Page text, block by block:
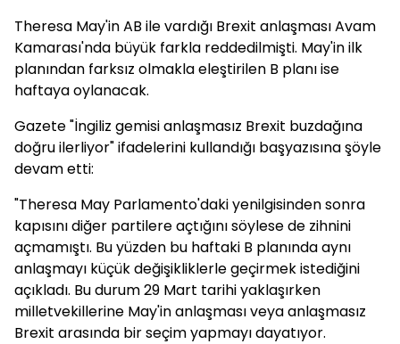
Theresa May'in AB ile vardığı Brexit anlaşması Avam
Kamarası'nda büyük farkla reddedilmişti. May'in ilk
planından farksız olmakla eleştirilen B planı ise
haftaya oylanacak.
Gazete "İngiliz gemisi anlaşmasız Brexit buzdağına
doğru ilerliyor" ifadelerini kullandığı başyazısına şöyle
devam etti:
"Theresa May Parlamento'daki yenilgisinden sonra
kapısını diğer partilere açtığını söylese de zihnini
açmamıştı. Bu yüzden bu haftaki B planında aynı
anlaşmayı küçük değişikliklerle geçirmek istediğini
açıkladı. Bu durum 29 Mart tarihi yaklaşırken
milletvekillerine May'in anlaşması veya anlaşmasız
Brexit arasında bir seçim yapmayı dayatıyor.